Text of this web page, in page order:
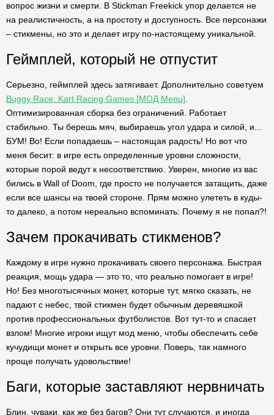
вопрос жизни и смерти. В Stickman Freekick упор делается не
на реалистичность, а на простоту и доступность. Все персонажи
– стикмены, но это и делает игру по-настоящему уникальной.
Геймплей, который не отпустит
Серьезно, геймплей здесь затягивает. Дополнительно советуем
Buggy Race: Kart Racing Games [МОД Menu]
Оптимизированная сборка без ограничений. Работает
стабильно. Ты берешь мяч, выбираешь угол удара и силой, и...
БУМ! Во! Если попадаешь – настоящая радость! Но вот что
меня бесит: в игре есть определенные уровни сложности,
которые порой ведут к несоответствию. Уверен, многие из вас
бились в Wall of Doom, где просто не получается затащить, даже
если все шансы на твоей стороне. Прям можно улететь в куды-
то далеко, а потом нереально вспоминать: Почему я не попал?!
Зачем прокачивать стикменов?
Каждому в игре нужно прокачивать своего персонажа. Быстрая
реакция, мощь удара — это то, что реально помогает в игре!
Но! Без многотысячных монет, которые тут, мягко сказать, не
падают с небес, твой стикмен будет обычным деревяшкой
против профессиональных футболистов. Вот тут-то и спасает
взлом! Многие игроки ищут мод меню, чтобы обеспечить себе
кучудищи монет и открыть все уровни. Поверь, так намного
проще получать удовольствие!
Баги, которые заставляют нервничать
Блин, чуваки, как же без багов? Они тут случаются, и иногда